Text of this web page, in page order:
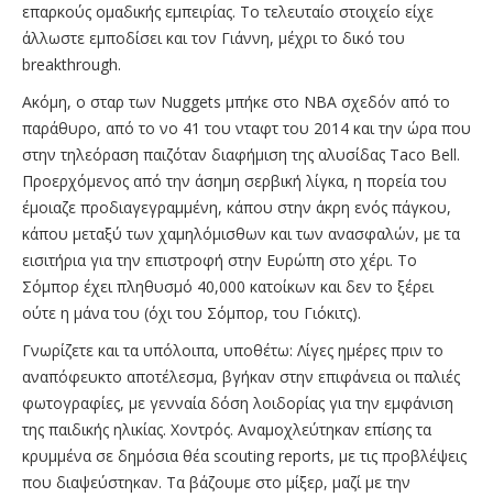
επαρκούς ομαδικής εμπειρίας. Το τελευταίο στοιχείο είχε
άλλωστε εμποδίσει και τον Γιάννη, μέχρι το δικό του
breakthrough.
Ακόμη, o σταρ των Nuggets μπήκε στο ΝΒΑ σχεδόν από το
παράθυρο, από το νο 41 του νταφτ του 2014 και την ώρα που
στην τηλεόραση παιζόταν διαφήμιση της αλυσίδας Taco Bell.
Προερχόμενος από την άσημη σερβική λίγκα, η πορεία του
έμοιαζε προδιαγεγραμμένη, κάπου στην άκρη ενός πάγκου,
κάπου μεταξύ των χαμηλόμισθων και των ανασφαλών, με τα
εισιτήρια για την επιστροφή στην Ευρώπη στο χέρι. To
Σόμπορ έχει πληθυσμό 40,000 κατοίκων και δεν το ξέρει
ούτε η μάνα του (όχι του Σόμπορ, του Γιόκιτς).
Γνωρίζετε και τα υπόλοιπα, υποθέτω: Λίγες ημέρες πριν το
αναπόφευκτο αποτέλεσμα, βγήκαν στην επιφάνεια οι παλιές
φωτογραφίες, με γενναία δόση λοιδορίας για την εμφάνιση
της παιδικής ηλικίας. Χοντρός. Αναμοχλεύτηκαν επίσης τα
κρυμμένα σε δημόσια θέα scouting reports, με τις προβλέψεις
που διαψεύστηκαν. Τα βάζουμε στο μίξερ, μαζί με την